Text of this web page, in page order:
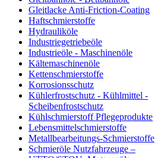
Gleitlacke Anti-Friction-Coating
Haftschmierstoffe
Hydrauliköle
Industriegetriebeöle
Industrieöle - Maschinenöle
Kältemaschinenöle
Kettenschmierstoffe
Korrosionsschutz
Kühlerfrostschutz - Kühlmittel -
Scheibenfrostschutz
Kühlschmierstoff Pflegeprodukte
Lebensmittelschmierstoffe
Metallbearbeitungs-Schmierstoffe
Schmieröle Nutzfahrzeuge –